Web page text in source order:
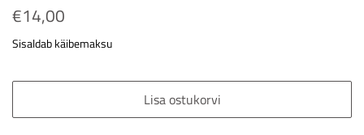
Tavahind
€14,00
Sisaldab käibemaksu
Lisa ostukorvi